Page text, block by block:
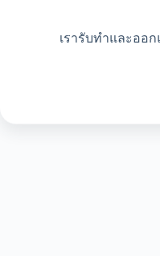
เรารับทำและออ
โดยเฉพาะผู้ที่มีภูมิคุ้มกันต่ำ